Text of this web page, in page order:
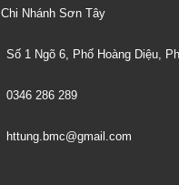
Chi Nhánh Sơn Tây
Số 1 Ngõ 6, Phố Hoàng Diệu,
0346 286 289
httung.bmc@gmail.com